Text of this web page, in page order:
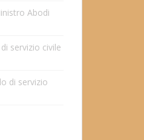
Abodi
servizio civile
di servizio